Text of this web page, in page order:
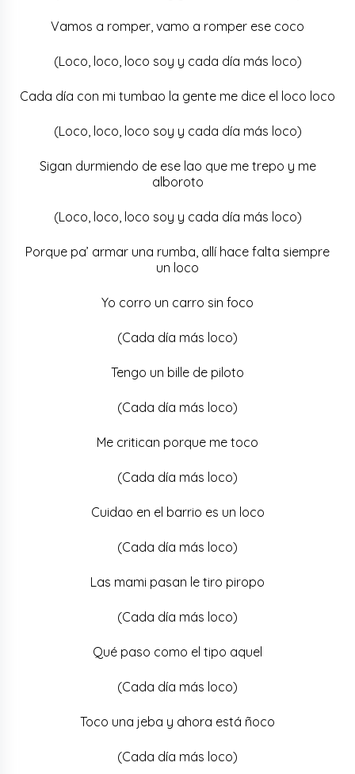
Vamos a romper, vamo a romper ese coco
(Loco, loco, loco soy y cada día más loco)
Cada día con mi tumbao la gente me dice el loco loco
(Loco, loco, loco soy y cada día más loco)
Sigan durmiendo de ese lao que me trepo y me
alboroto
(Loco, loco, loco soy y cada día más loco)
Porque pa’ armar una rumba, allí hace falta siempre
un loco
Yo corro un carro sin foco
(Cada día más loco)
Tengo un bille de piloto
(Cada día más loco)
Me critican porque me toco
(Cada día más loco)
Cuidao en el barrio es un loco
(Cada día más loco)
Las mami pasan le tiro piropo
(Cada día más loco)
Qué paso como el tipo aquel
(Cada día más loco)
Toco una jeba y ahora está ñoco
(Cada día más loco)